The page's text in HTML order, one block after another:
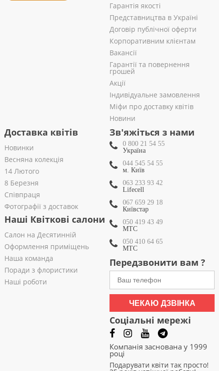
Гарантія якості
Представництва в Україні
Договір публічної оферти
Корпоративним клієнтам
Вакансії
Гарантії та повернення
грошей
Акції
Індивідуальне замовлення
Міфи про доставку квітів
Новини
Доставка квітів
Новинки
Весняна колекція
14 Лютого
8 Березня
Співпраця
Фотографії з доставок
Наші Квіткові салони
Салон на Десятинній
Оформлення приміщень
Наша команда
Поради з флористики
Наші роботи
Зв'яжіться з нами
0 800 21 54 55
Україна
044 545 54 55
м. Київ
063 233 93 42
Lifecell
067 659 29 18
Київстар
050 419 43 49
МТС
050 410 64 65
МТС
Передзвонити вам ?
ЧЕКАЮ ДЗВІНКА
Соціальні мережі
Компанія заснована у 1999
році
Подарувати квіти так просто!